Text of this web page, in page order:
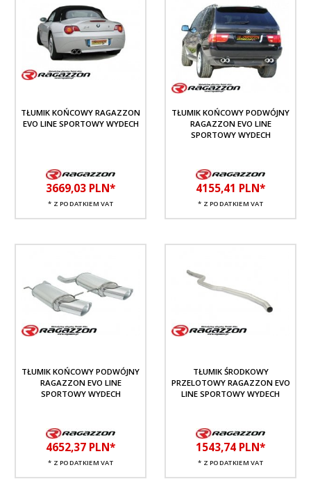
TŁUMIK KOŃCOWY RAGAZZON
EVO LINE SPORTOWY WYDECH
3669,03 PLN*
* Z PODATKIEM VAT
TŁUMIK KOŃCOWY PODWÓJNY
RAGAZZON EVO LINE
SPORTOWY WYDECH
4155,41 PLN*
* Z PODATKIEM VAT
TŁUMIK KOŃCOWY PODWÓJNY
RAGAZZON EVO LINE
SPORTOWY WYDECH
4652,37 PLN*
* Z PODATKIEM VAT
TŁUMIK ŚRODKOWY
PRZELOTOWY RAGAZZON EVO
LINE SPORTOWY WYDECH
1543,74 PLN*
* Z PODATKIEM VAT